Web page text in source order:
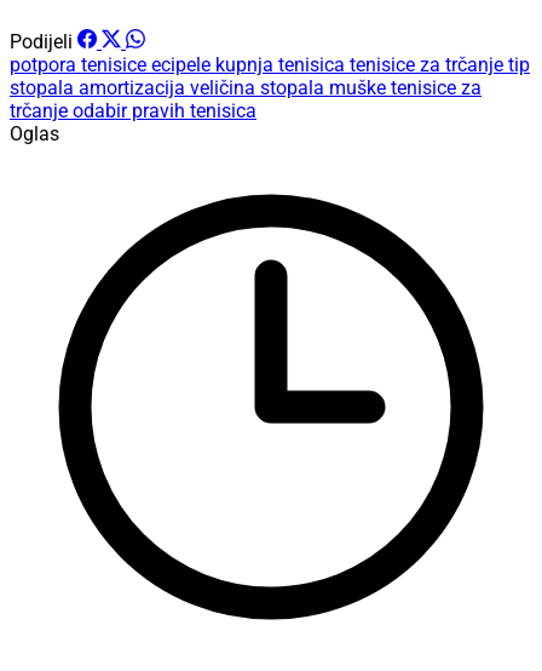
Podijeli
potpora tenisice ecipele kupnja tenisica tenisice za trčanje tip
stopala amortizacija veličina stopala muške tenisice za
trčanje odabir pravih tenisica
Oglas